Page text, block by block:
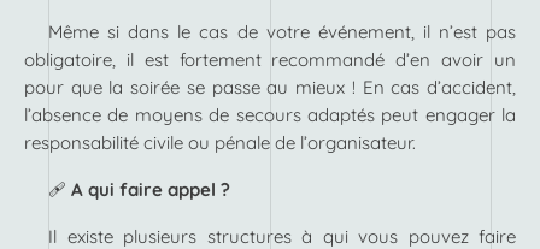
Même si dans le cas de votre événement, il n’est pas
obligatoire, il est fortement recommandé d’en avoir un
pour que la soirée se passe au mieux ! En cas d’accident,
l’absence de moyens de secours adaptés peut engager la
responsabilité civile ou pénale de l’organisateur.
🩹 A qui faire appel ?
Il existe plusieurs structures à qui vous pouvez faire